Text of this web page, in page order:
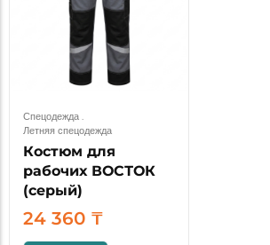
Спецодежда.
Летняя спецодежда
Костюм для
рабочих ВОСТОК
(серый)
24 360 ₸